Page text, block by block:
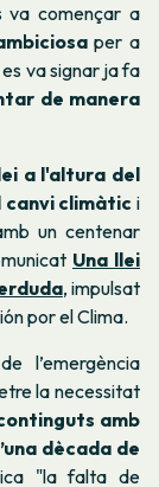
va començar a
per a
va signar ja fa
de manera
a l'altura del
canvi climàtic i
un centenar
Una llei
, impulsat
por el Clima.
l’emergència
la necessitat
amb
dècada de
"la falta de